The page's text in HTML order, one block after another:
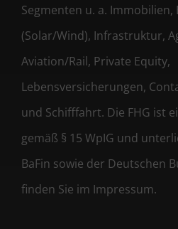
Segmenten u. a.
(Solar/Wind), Infrastruktur,
Aviation/Rail, Private Equity,
Lebensversicherungen,
und Schifffahrt. Die FHG ist
gemäß § 15 WpIG und
BaFin sowie der Deutschen
finden Sie im Impressum.